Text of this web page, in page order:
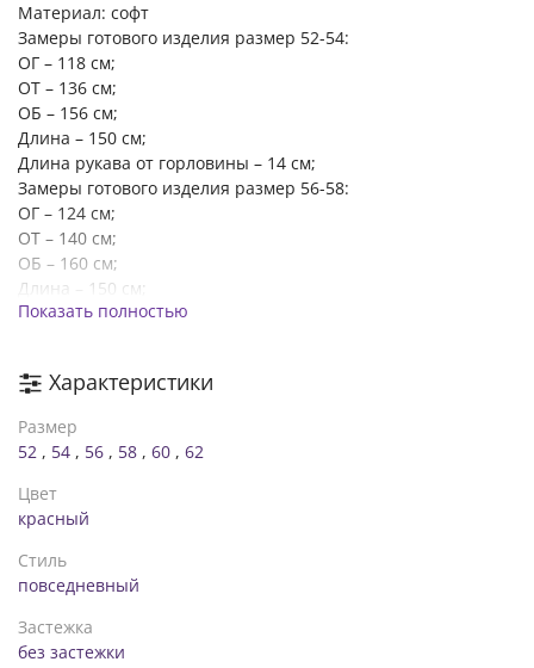
Материал: софт
Замеры готового изделия размер 52-54:
ОГ – 118 см;
ОТ – 136 см;
ОБ – 156 см;
Длина – 150 см;
Длина рукава от горловины – 14 см;
Замеры готового изделия размер 56-58:
ОГ – 124 см;
ОТ – 140 см;
ОБ – 160 см;
Длина – 150 см;
Длина рукава от горловины – 15 см;
ОТ – 148 см;
Длина – 150 см;
Длина рукава от горловины – 15 см;
Показать полностью
Характеристики
Размер
52 , 54 , 56 , 58 , 60 , 62
Цвет
красный
Стиль
повседневный
Застежка
без застежки